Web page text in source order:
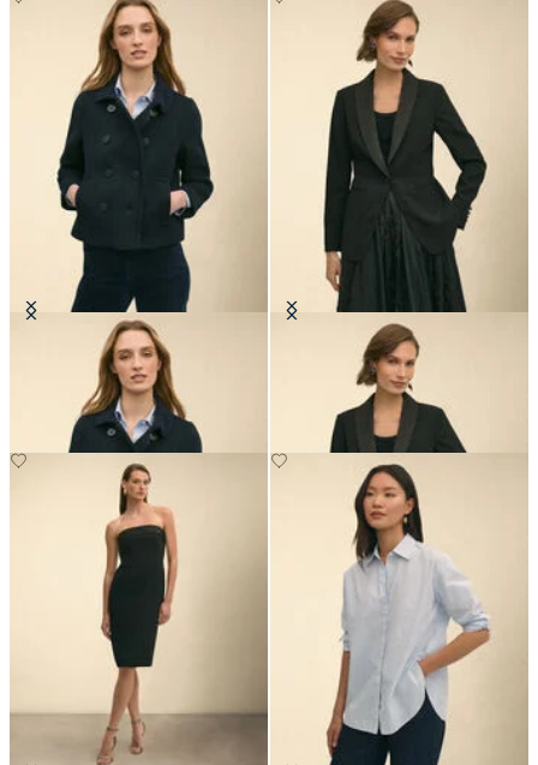
Kurzer Zweireiher-Peacoat Smokingjacke aus Crêpe